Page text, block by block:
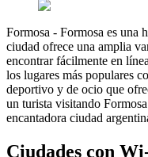
Formosa - Formosa es una
ciudad ofrece una amplia
encontrar fácilmente en
los lugares más populares
deportivo y de ocio que
un turista visitando
encantadora ciudad
Ciudades con